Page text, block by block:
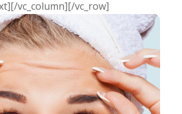
vc_column][/vc_row]
Muscle relaxant)
behandeling